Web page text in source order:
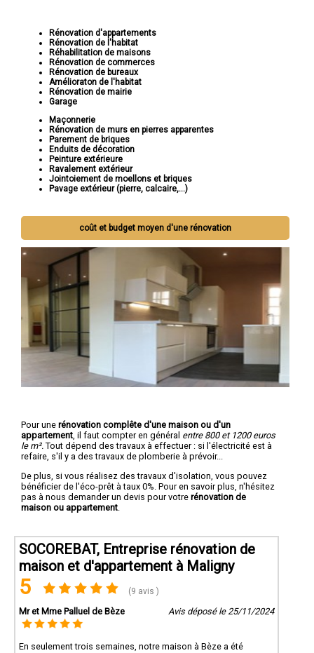
Rénovation d'appartements
Rénovation de l'habitat
Réhabilitation de maisons
Rénovation de commerces
Rénovation de bureaux
Amélioraton de l'habitat
Rénovation de mairie
Garage
Maçonnerie
Rénovation de murs en pierres apparentes
Parement de briques
Enduits de décoration
Peinture extérieure
Ravalement extérieur
Jointoiement de moellons et briques
Pavage extérieur (pierre, calcaire,...)
coût et budget moyen d'une rénovation
Pour une rénovation complête d'une maison ou d'un
appartement , il faut compter en général entre 800 et 1200 euros
le m². Tout dépend des travaux à effectuer : si l'électricité est à
refaire, s'il y a des travaux de plomberie à prévoir...
De plus, si vous réalisez des travaux d'isolation, vous pouvez
bénéficier de l'éco-prêt à taux 0%. Pour en savoir plus, n'hésitez
pas à nous demander un devis pour votre rénovation de
maison ou appartement
SOCOREBAT, Entreprise rénovation de
maison et d'appartement à Maligny
5 (9 avis )
Mr et Mme Palluel de Bèze Avis déposé le 25/11/2024
En seulement trois semaines, notre maison à Bèze a été